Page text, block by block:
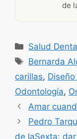
de
Categorías
Salud
Etiquetas
Bernarda
carillas,
Odontología,
Amar
Pedro
de laSexta: